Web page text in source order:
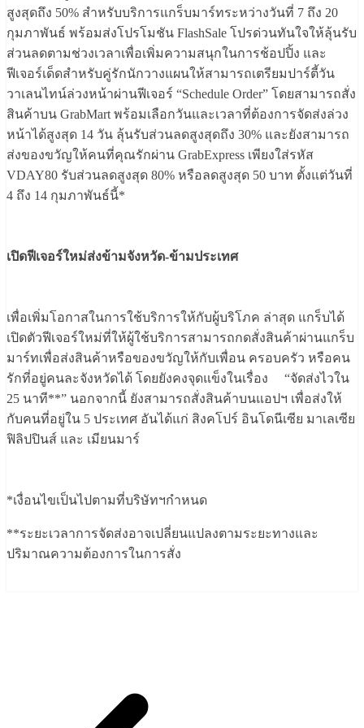
สูงสุดถึง 50% สำหรับบริการแกร็บมาร์ทระหว่างวันที่ 7 ถึง 20
กุมภาพันธ์ พร้อมส่งโปรโมชัน FlashSale โปรด่วนทันใจให้ลุ้นรับ
ส่วนลดตามช่วงเวลาเพื่อเพิ่มความสนุกในการช้อปปิ้ง และ
ฟีเจอร์เด็ดสำหรับคู่รักนักวางแผนให้สามารถเตรียมปาร์ตี้วัน
วาเลนไทน์ล่วงหน้าผ่านฟีเจอร์ “Schedule Order” โดยสามารถสั่ง
สินค้าบน GrabMart พร้อมเลือกวันและเวลาที่ต้องการจัดส่งล่วง
หน้าได้สูงสุด 14 วัน ลุ้นรับส่วนลดสูงสุดถึง 30% และยังสามารถ
ส่งของขวัญให้คนที่คุณรักผ่าน GrabExpress เพียงใส่รหัส
VDAY80 รับส่วนลดสูงสุด 80% หรือลดสูงสุด 50 บาท ตั้งแต่วันที่
4 ถึง 14 กุมภาพันธ์นี้*
เปิดฟีเจอร์ใหม่ส่งข้ามจังหวัด-ข้ามประเทศ
เพื่อเพิ่มโอกาสในการใช้บริการให้กับผู้บริโภค ล่าสุด แกร็บได้
เปิดตัวฟีเจอร์ใหม่ที่ให้ผู้ใช้บริการสามารถกดสั่งสินค้าผ่านแกร็บ
มาร์ทเพื่อส่งสินค้าหรือของขวัญให้กับเพื่อน ครอบครัว หรือคน
รักที่อยู่คนละจังหวัดได้ โดยยังคงจุดแข็งในเรื่อง “จัดส่งไวใน
25 นาที**” นอกจากนี้ ยังสามารถสั่งสินค้าบนแอปฯ เพื่อส่งให้
กับคนที่อยู่ใน 5 ประเทศ อันได้แก่ สิงคโปร์ อินโดนีเซีย มาเลเซีย
ฟิลิปปินส์ และ เมียนมาร์
*เงื่อนไขเป็นไปตามที่บริษัทฯกำหนด
**ระยะเวลาการจัดส่งอาจเปลี่ยนแปลงตามระยะทางและ
ปริมาณความต้องการในการสั่ง